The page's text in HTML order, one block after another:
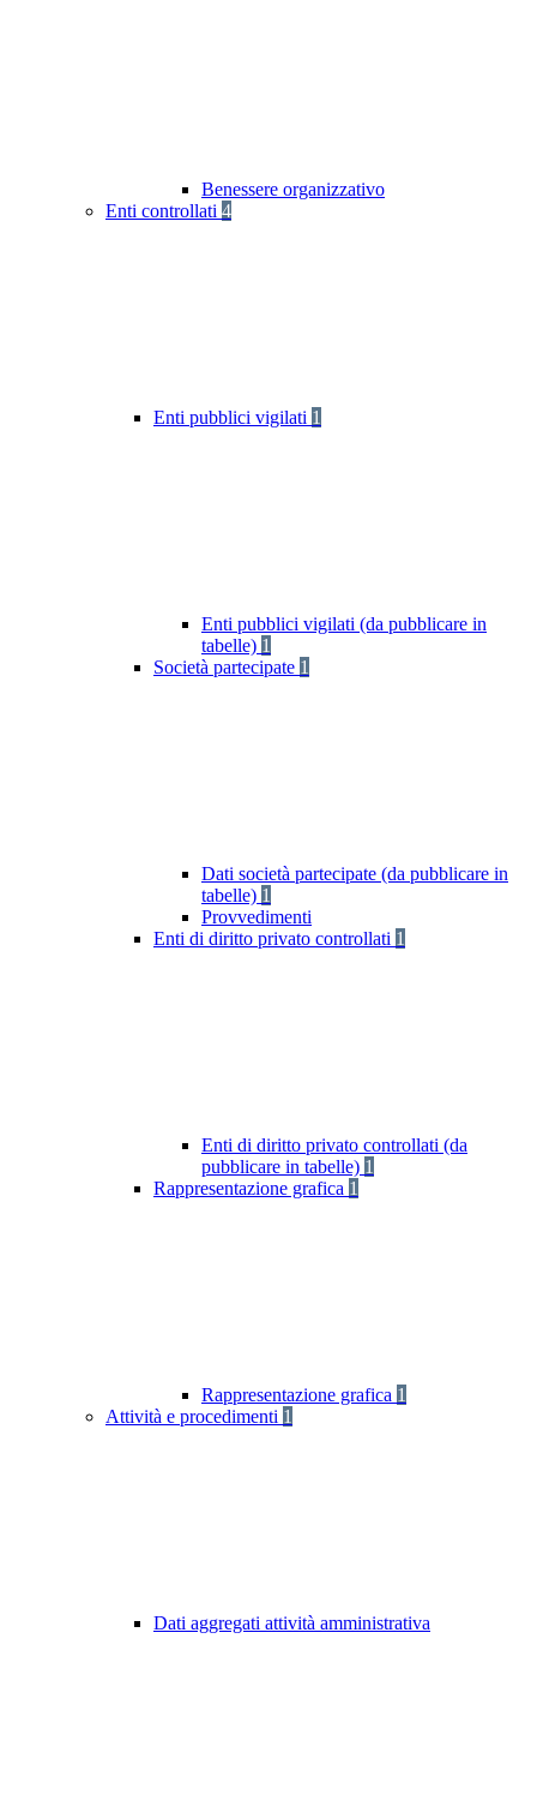
Benessere organizzativo
Enti controllati 4
Enti pubblici vigilati 1
Enti pubblici vigilati (da pubblicare in
tabelle) 1
Società partecipate 1
Dati società partecipate (da pubblicare in
tabelle) 1
Provvedimenti
Enti di diritto privato controllati 1
Enti di diritto privato controllati (da
pubblicare in tabelle) 1
Rappresentazione grafica 1
Rappresentazione grafica 1
Attività e procedimenti 1
Dati aggregati attività amministrativa